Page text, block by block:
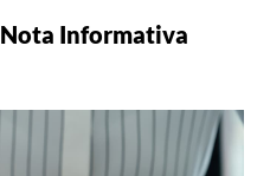
Informativa